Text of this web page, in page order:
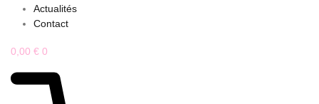
Actualités
Contact
0,00 € 0